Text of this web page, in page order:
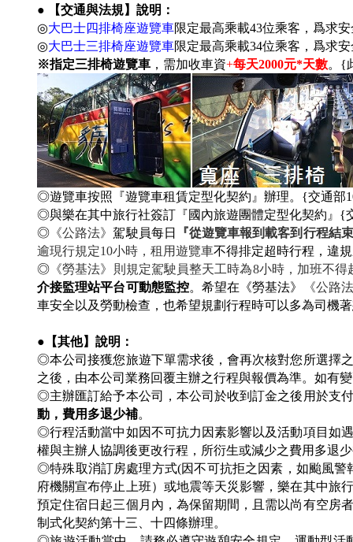
● 【交通與法規】說明：
◎大巴士四排椅座遊覽車限定最高乘載43位乘客 ，爲求
◎大巴士三排椅座遊覽車限定最高乘載34位乘客 ，爲求
※指定三排椅遊覽車 ，需加收車資+每天2000元*天數。{
◎遊覽車按照『遊覽車租賃定型化契約』辦理。{交通部
◎與樂在其中旅行社簽訂『國內旅遊團體定型化契約』{
◎ 《公路法》駕駛員每日
『從遊覽車報到載客到行程結束
逾現行規定10小時，租用遊覽車不得排定超時行程，違
◎ 《勞基法》則規定駕駛員整天工時為8小時，加班不
介接監理站平台可動態監控。希望在《勞基法》
《公路
車安全以及勞動檢查，也希望規劃行程時可以多為司機
●【其他】說明：
◎本公司接獲您旅遊下單需求後，會再次核對您所選擇
之後，由本公司業務回覆主辦之行程與報價為準。如有
◎主辦匯訂給予本公司，本公司於收到訂金之後用於支
動，費用多退少補。
◎行程活動當中如因不可抗力因素影響以及活動項目如
權與主辦人協調後更改行程，所衍生或減少之費用多退
◎特殊取消訂房處理方式(因不可抗拒之因素，如颱風
府機關宣布停止上班）或地震等天災影響，樂在其中旅
預定住宿日起三個月內，為保留期間，且需以尚有空房
制式化契約第十三、十四條辦理。